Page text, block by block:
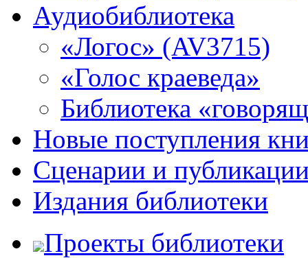
Аудиобиблиотека
«Логос» (AV3715)
«Голос краеведа»
Библиотека
Новые поступления
Сценарии и
Издания библиотеки
Проекты библиотеки